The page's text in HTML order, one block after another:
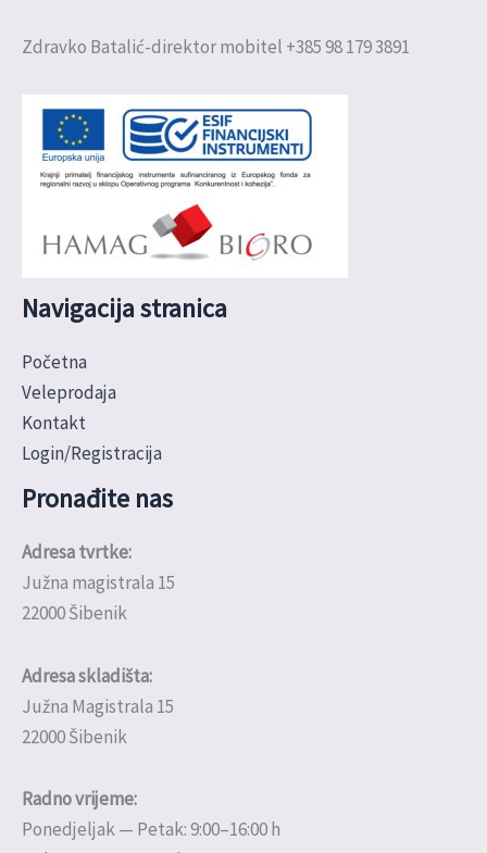
Zdravko Batalić-direktor mobitel +385 98 179 3891
Navigacija stranica
Početna
Veleprodaja
Kontakt
Login/Registracija
Pronađite nas
Adresa tvrtke:
Južna magistrala 15
22000 Šibenik
Adresa skladišta:
Južna Magistrala 15
22000 Šibenik
Radno vrijeme:
Ponedjeljak — Petak: 9:00–16:00 h